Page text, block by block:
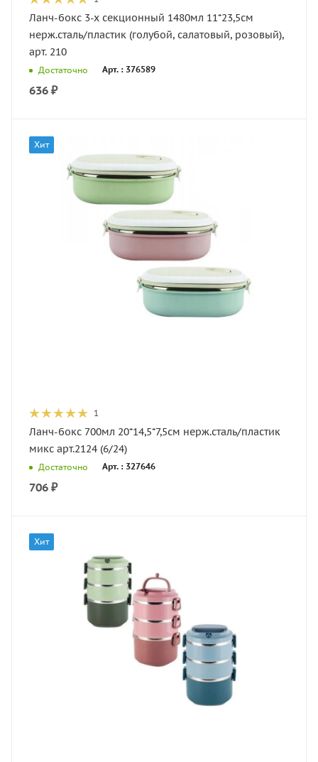
Ланч-бокс 3-х секционный 1480мл 11*23,5см
нерж.сталь/пластик (голубой, салатовый, розовый),
арт. 210
Достаточно Арт. : 376589
636 ₽
Хит
1
Ланч-бокс 700мл 20*14,5*7,5см нерж.сталь/пластик
микс арт.2124 (6/24)
Достаточно Арт. : 327646
706 ₽
Хит